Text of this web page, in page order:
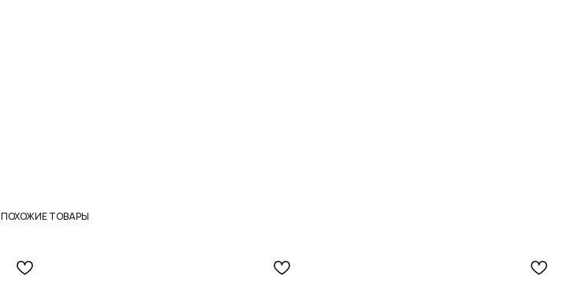
ПОХОЖИЕ ТОВАРЫ